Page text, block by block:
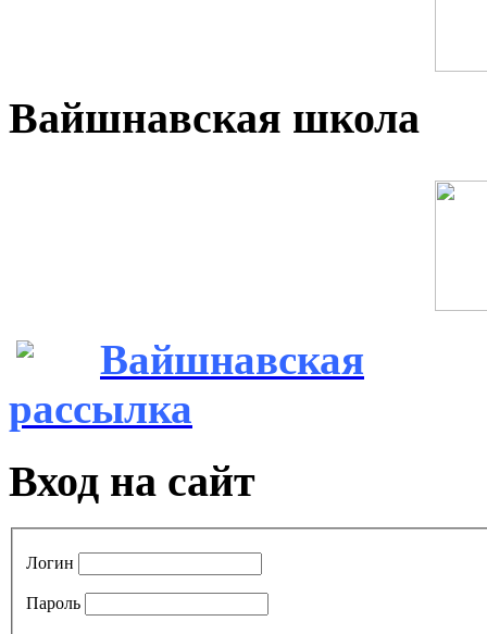
Вайшнавская школа
Вайшнавская
рассылка
Вход на сайт
Логин
Пароль